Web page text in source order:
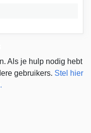
Als je hulp nodig hebt
gebruikers. Stel hier